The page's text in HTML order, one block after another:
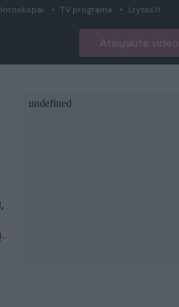
TV programa Lrytas.lt
Atsiųskite video
.